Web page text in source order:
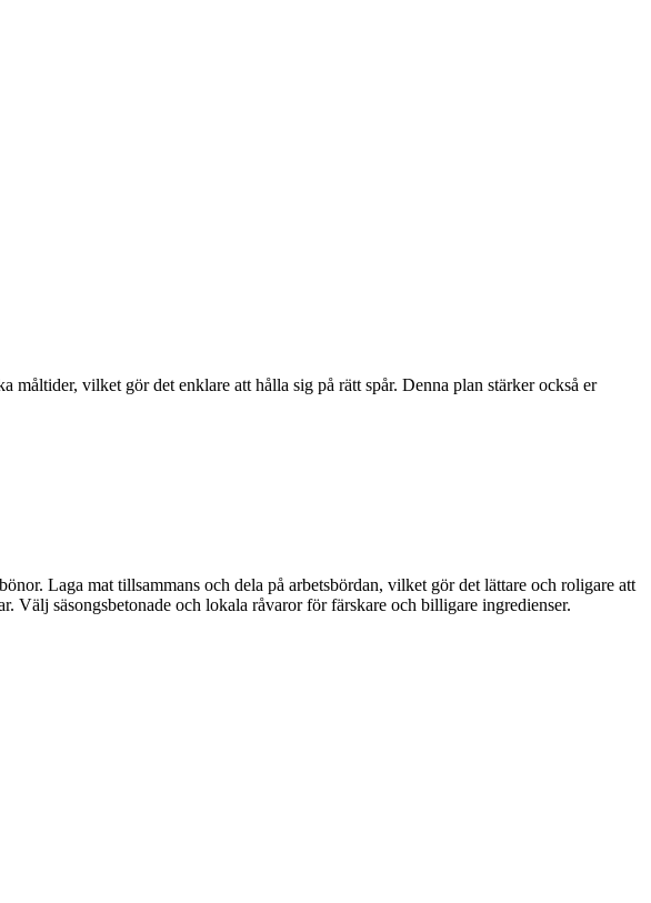
vilket gör det enklare att hålla sig på rätt spår. Denna plan stärker också er
Laga mat tillsammans och dela på arbetsbördan, vilket gör det lättare och roligare att
säsongsbetonade och lokala råvaror för färskare och billigare ingredienser.